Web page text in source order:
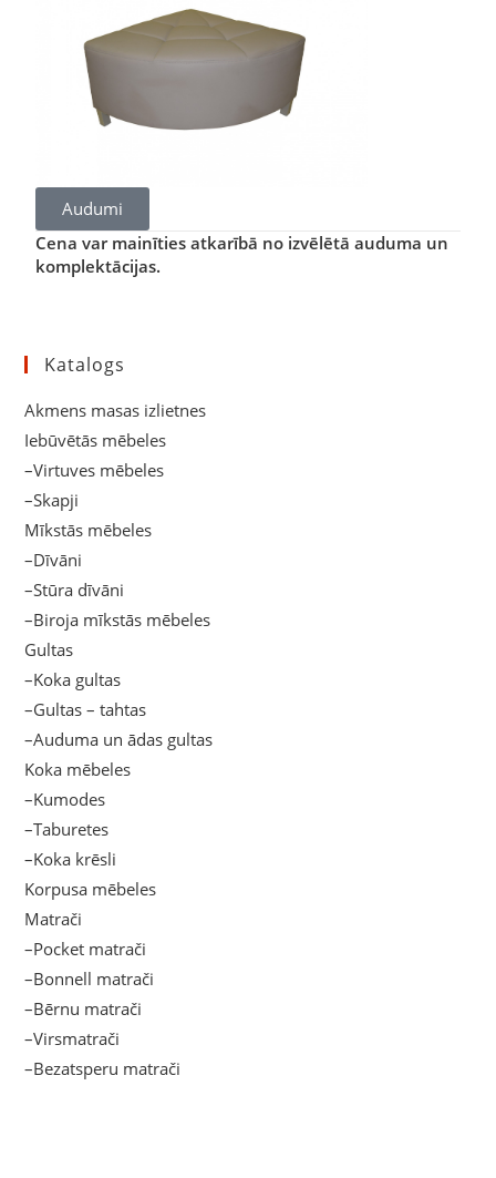
Audumi
Cena var mainīties atkarībā no izvēlētā auduma un
komplektācijas.
Katalogs
Akmens masas izlietnes
Iebūvētās mēbeles
–Virtuves mēbeles
–Skapji
Mīkstās mēbeles
–Dīvāni
–Stūra dīvāni
–Biroja mīkstās mēbeles
Gultas
–Koka gultas
–Gultas – tahtas
–Auduma un ādas gultas
Koka mēbeles
–Kumodes
–Taburetes
–Koka krēsli
Korpusa mēbeles
Matrači
–Pocket matrači
–Bonnell matrači
–Bērnu matrači
–Virsmatrači
–Bezatsperu matrači